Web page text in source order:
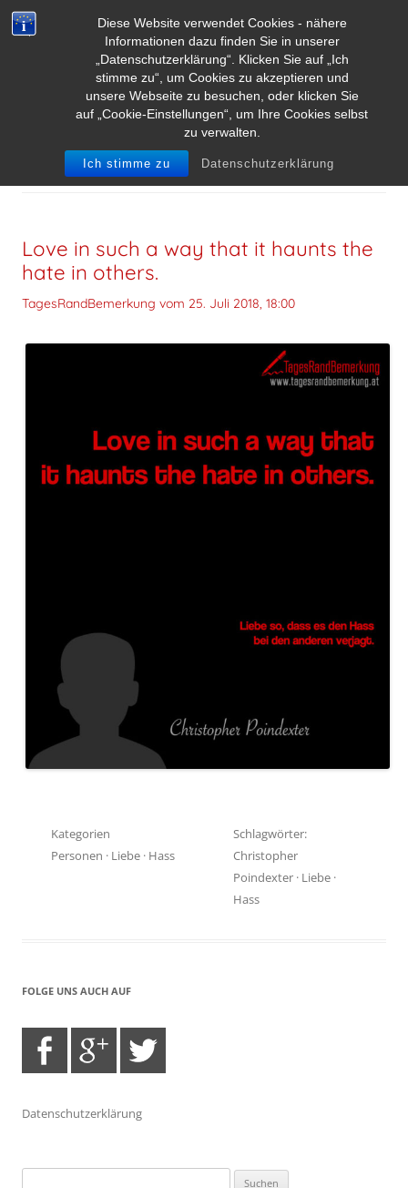
Diese Website verwendet Cookies - nähere
Informationen dazu finden Sie in unserer
„Datenschutzerklärung“. Klicken Sie auf „Ich
stimme zu“, um Cookies zu akzeptieren und
unsere Webseite zu besuchen, oder klicken Sie
auf „Cookie-Einstellungen“, um Ihre Cookies selbst
zu verwalten.
Ich stimme zu Datenschutzerklärung
SCHLAGWORT-ARCHIVE:CHRISTOPHER POINDEXTER
Love in such a way that it haunts the
hate in others.
TagesRandBemerkung vom 25. Juli 2018, 18:00
Kategorien
Personen · Liebe · Hass
Schlagwörter:
Christopher
Poindexter · Liebe ·
Hass
FOLGE UNS AUCH AUF
Datenschutzerklärung